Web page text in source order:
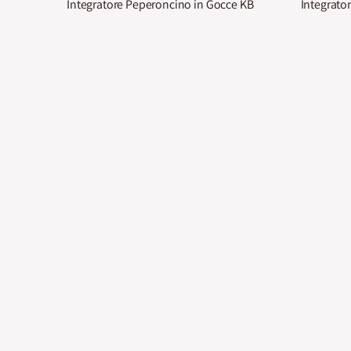
Integratore Peperoncino in Gocce KB